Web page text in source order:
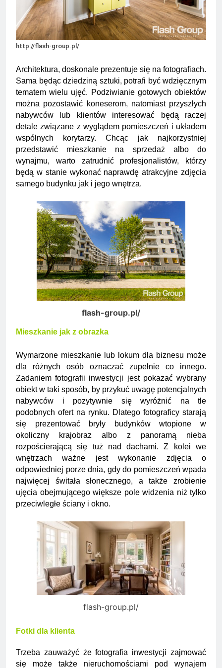
Minolta – kiedy wybrać
kolorowe, a kiedy czarno-
białe?
2 Lata Ago
Na czym polega
rozliczanie podatku?
http://flash-group.pl/
Architektura, doskonale prezentuje się na fotografiach.
Sama będąc dziedziną sztuki, potrafi być wdzięcznym
tematem wielu ujęć. Podziwianie gotowych obiektów
można pozostawić koneserom, natomiast przyszłych
nabywców lub klientów interesować będą raczej
detale związane z wyglądem pomieszczeń i układem
wspólnych korytarzy. Chcąc jak najkorzystniej
przedstawić mieszkanie na sprzedaż albo do
wynajmu, warto zatrudnić profesjonalistów, którzy
będą w stanie wykonać naprawdę atrakcyjne zdjęcia
samego budynku jak i jego wnętrza.
flash-group.pl/
Mieszkanie jak z obrazka
Wymarzone mieszkanie lub lokum dla biznesu może
dla różnych osób oznaczać zupełnie co innego.
Zadaniem fotografii inwestycji jest pokazać wybrany
obiekt w taki sposób, by przykuć uwagę potencjalnych
nabywców i pozytywnie się wyróżnić na tle
podobnych ofert na rynku. Dlatego fotograficy starają
się prezentować bryły budynków wtopione w
okoliczny krajobraz albo z panoramą nieba
rozpościerającą się tuż nad dachami. Z kolei we
wnętrzach ważne jest wykonanie zdjęcia o
odpowiedniej porze dnia, gdy do pomieszczeń wpada
najwięcej świtała słonecznego, a także zrobienie
ujęcia obejmującego większe pole widzenia niż tylko
przeciwległe ściany i okno.
flash-group.pl/
Fotki dla klienta
Trzeba zauważyć że fotografia inwestycji zajmować
się może także nieruchomościami pod wynajem